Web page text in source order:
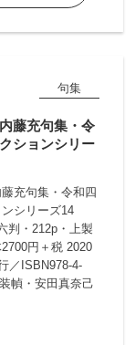
句集
藤充句集・令
ションシリー
藤充句集・令和四
シリーズ14
判・212p・上製
円＋税 2020
／ISBN978-4-
幀・安田真奈己